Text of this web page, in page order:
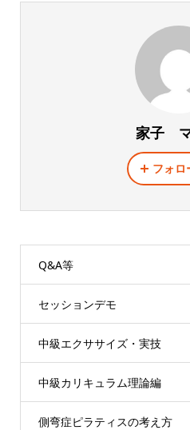
家子
フォロ
Q&A等
セッションデモ
中級エクササイズ・実技
中級カリキュラム理論編
側弯症ピラティスの考え方